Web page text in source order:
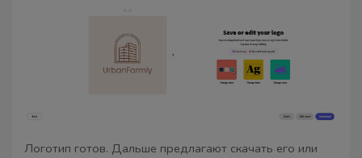
Логотип готов. Дальше предлагают скачать его или